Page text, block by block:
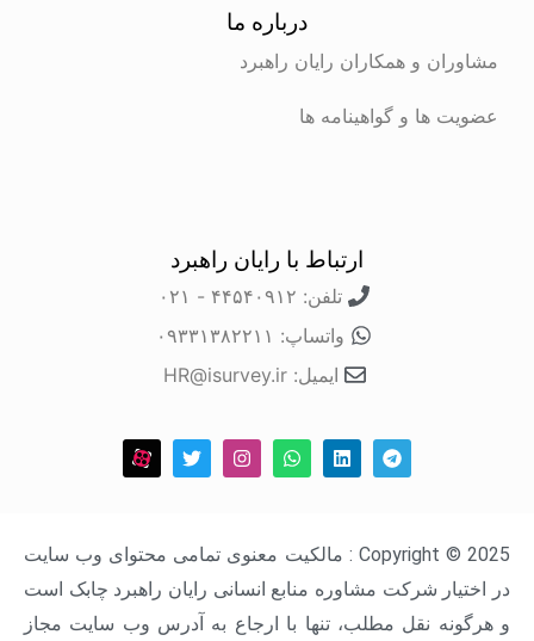
و همکاران رایان راهبرد
و گواهینامه ها
ارتباط با رایان راهبرد
واتساپ: ۰۹۳۳۱۳۸۲۲۱۱
Copyright © 2025 : مالکیت معنوی تمامی محتوای وب سایت
شرکت مشاوره منابع انسانی رایان راهبرد چابک است
نقل مطلب، تنها با ارجاع به آدرس وب سایت مجاز